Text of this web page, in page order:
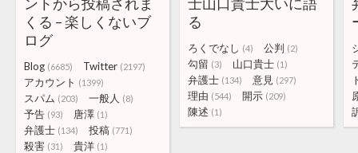
くる – 楽しくないブ
ログ
Blog (6685) Twitter (2197)
アカウント (1399)
スパム (203) 一般人 (8)
予告 (93) 唐澤 (1)
弁護士 (134) 投稿 (771)
殺害 (31) 貴洋 (1)
る
ろくでなし (4) 公判 (2)
勾留 (3) 山口貴士 (1)
弁護士 (134) 意見 (297)
理由 (544) 開示 (209)
陳述 (1)